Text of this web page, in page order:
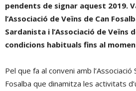
pendents de signar aquest 2019.
l’Associació de Veïns de Can
Sardanista i l’Associació de Veïns
condicions habituals fins al
Pel que fa al conveni amb l’Associació
Fosalba que dinamitza les activitats